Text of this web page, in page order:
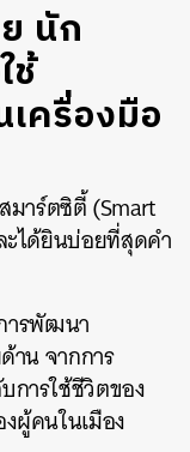
นัก
ช้
เครื่องมือ
าร์ตซิตี้ (Smart
ได้ยินบ่อยที่สุดคำ
ารพัฒนา
าน จากการ
การใช้ชีวิตของ
ผู้คนในเมือง